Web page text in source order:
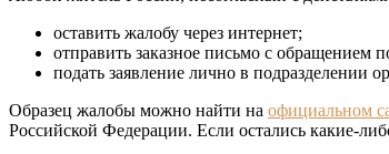
оставить жалобу через интернет;
отправить заказное письмо с обращением
подать заявление лично в подразделении
Образец жалобы можно найти на официальном
Российской Федерации. Если остались какие-